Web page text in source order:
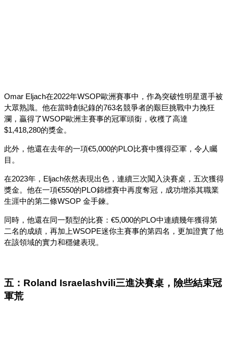
Omar Eljach在2022年WSOP歐洲賽事中，作為突破性明星選手被
大眾熟識。他在當時創紀錄的763名競爭者的艱巨挑戰中力挽狂
瀾，贏得了WSOP歐洲主賽事的冠軍頭銜，收穫了高達
$1,418,280的獎金。
此外，他還在去年的一項€5,000的PLO比賽中獲得亞軍，令人矚
目。
在2023年，Eljach依然表現出色，連續三次闖入決賽桌，五次獲得
獎金。他在一項€550的PLO錦標賽中再度奪冠，成功增添其職業
生涯中的第二條WSOP 金手鍊。
同時，他還在同一類型的比賽：€5,000的PLO中連續幾年獲得第
二名的成績，再加上WSOPE迷你主賽事的第四名，更加證實了他
在該領域的實力和穩健表現。
五：Roland Israelashvili三進決賽桌，險些結束冠
軍荒